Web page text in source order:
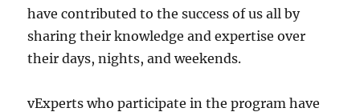
have contributed to the success of us all by
sharing their knowledge and expertise over
their days, nights, and weekends.
vExperts who participate in the program have